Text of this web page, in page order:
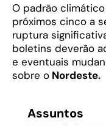
O padrão
próximos cinco a
ruptura
boletins deverão
e eventuais
sobre o Nordeste.
Assuntos